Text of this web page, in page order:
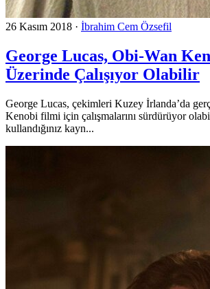
26 Kasım 2018 · İbrahim Cem Özsefil
George Lucas, Obi-Wan
Üzerinde Çalışıyor Olabilir
George Lucas, çekimleri Kuzey İrlanda’da
Kenobi filmi için çalışmalarını sürdürüyor
kullandığınız kayn...